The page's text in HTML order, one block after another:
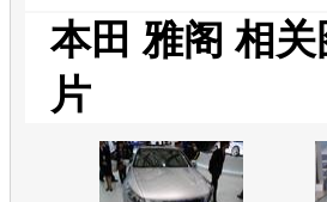
本田 雅阁 相关
片